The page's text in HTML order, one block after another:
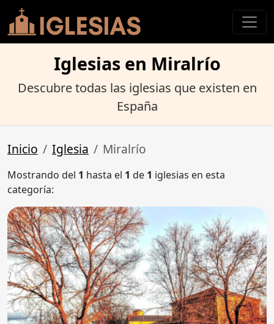
Iglesias en Miralrío
Descubre todas las iglesias que existen en
España
Inicio Iglesia Miralrío
Mostrando del 1 hasta el 1 de 1 iglesias en esta
categoría: